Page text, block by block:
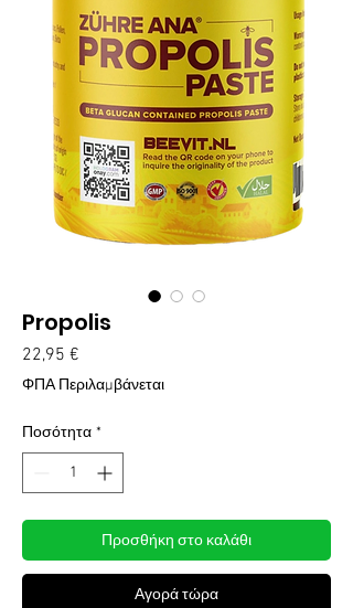
Propolis
22,95 €
ΦΠΑ Περιλαμβάνεται
Ποσότητα *
Προσθήκη στο καλάθι
Αγορά τώρα